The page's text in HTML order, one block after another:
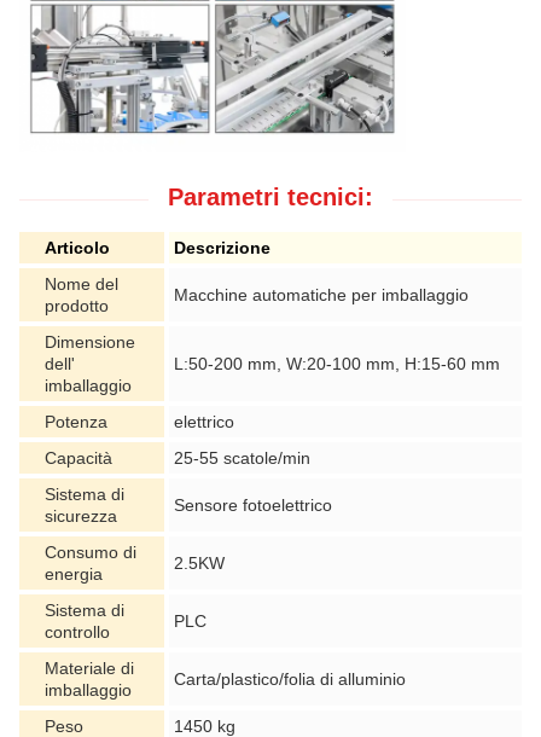
Parametri tecnici:
Articolo
Descrizione
Nome del
prodotto
Macchine automatiche per imballaggio
Dimensione
dell'
imballaggio
L:50-200 mm, W:20-100 mm, H:15-60 mm
Potenza
elettrico
Capacità
25-55 scatole/min
Sistema di
sicurezza
Sensore fotoelettrico
Consumo di
energia
2.5KW
Sistema di
controllo
PLC
Materiale di
imballaggio
Carta/plastico/folia di alluminio
Peso
1450 kg